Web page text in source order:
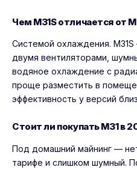
Чем M31S отличается от
Системой охлаждения.
двумя вентиляторами,
водяное охлаждение с
проще разместить в
эффективность у версий
Стоит ли покупать M31 в
Под домашний майнинг —
тарифе и слишком шумный.